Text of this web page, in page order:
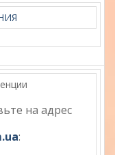
на адрес
: